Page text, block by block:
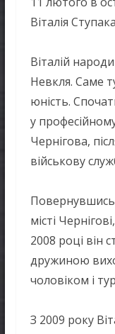
Віталія
Віталій
Невкля. Саме
юність.
у
Чернігова,
військову
місті
2008 році він
дружиною
чоловіком і
З 2009 року